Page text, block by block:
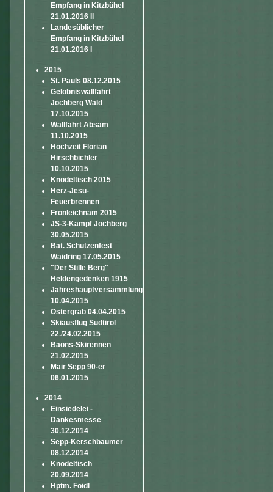
Empfang in Kitzbühel
21.01.2016 II
Landesüblicher
Empfang in Kitzbühel
21.01.2016 I
2015
St. Pauls 08.12.2015
Gelöbniswallfahrt
Jochberg Wald
17.10.2015
Wallfahrt Absam
11.10.2015
Hochzeit Florian
Hirschbichler
10.10.2015
Knödeltisch 2015
Herz-Jesu-
Feuerbrennen
Fronleichnam 2015
JS-3-Kampf Jochberg
30.05.2015
Bat. Schützenfest
Waidring 17.05.2015
"Der Stille Berg"
Heldengedenken 1915
Jahreshauptversammlung
10.04.2015
Ostergrab 04.04.2015
Skiausflug Südtirol
22./24.02.2015
Baons-Skirennen
21.02.2015
Mair Sepp 90-er
06.01.2015
2014
Einsiedelei -
Dankesmesse
30.12.2014
Sepp-Kerschbaumer
08.12.2014
Knödeltisch
20.09.2014
Hptm. Foidl